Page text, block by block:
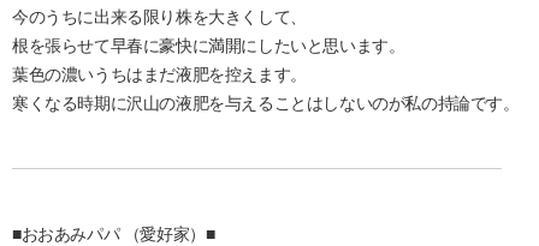
今のうちに出来る限り株を大きくして、
根を張らせて早春に豪快に満開にしたいと思います。
葉色の濃いうちはまだ液肥を控えます。
寒くなる時期に沢山の液肥を与えることはしないのが私の持論です。
■おおあみパパ （愛好家）■